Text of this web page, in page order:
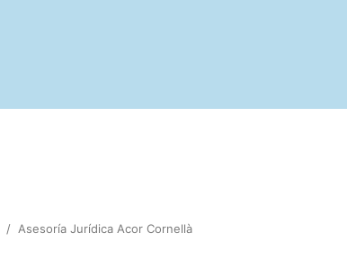
/ Asesoría Jurídica Acor Cornellà